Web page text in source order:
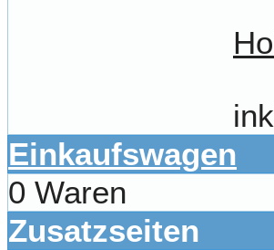
Einkaufswagen
0 Waren
Zusatzseiten